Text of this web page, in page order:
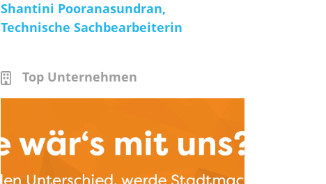
Shantini Pooranasundran,
Technische Sachbearbeiterin
Top Unternehmen